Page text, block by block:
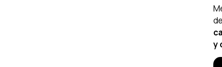
y